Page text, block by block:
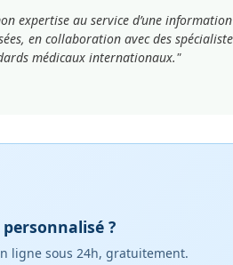
expertise au service d’une
en collaboration avec des
médicaux internationaux."
?
ligne sous 24h, gratuitement.